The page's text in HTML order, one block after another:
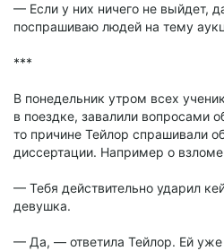
— Если у них ничего не выйдет,
поспрашиваю людей на тему
***
В понедельник утром всех
в поездке, завалили вопросами
то причине Тейлор спрашивали
диссертации. Например о
— Тебя действительно ударил
девушка.
— Да, — ответила Тейлор. Ей уже